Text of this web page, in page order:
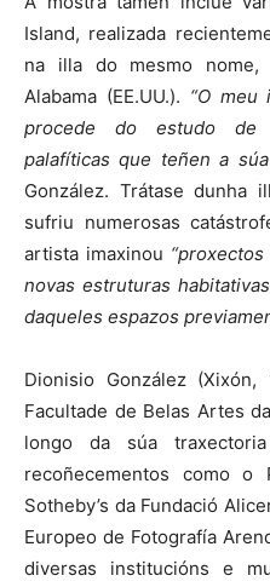
Island, realizada
na illa do mesmo nome,
Alabama (EE.UU.). “O meu
procede do estudo de
palafíticas que teñen a
González. Trátase dunha
sufriu numerosas
artista imaxinou
novas estruturas
daqueles espazos
Dionisio González
Facultade de Belas Artes
longo da súa
recoñecementos como o
Sotheby’s da Fundació
Europeo de Fotografía
diversas institucións e